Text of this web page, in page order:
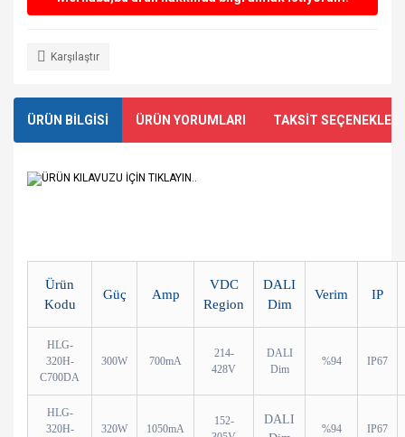
Karşılaştır
ÜRÜN BİLGİSİ ÜRÜN YORUMLARI TAKSİT SEÇENEKLERİ
ÜRÜN KILAVUZU İÇİN TIKLAYIN..
Ürün
Kodu
Güç Amp
VDC
Region
DALI
Dim
Verim IP
HLG-
320H-
C700DA
300W 700mA
214-
428V
DALI
Dim
%94 IP67
HLG-
320H-
320W 1050mA
152-
DALI
%94 IP67